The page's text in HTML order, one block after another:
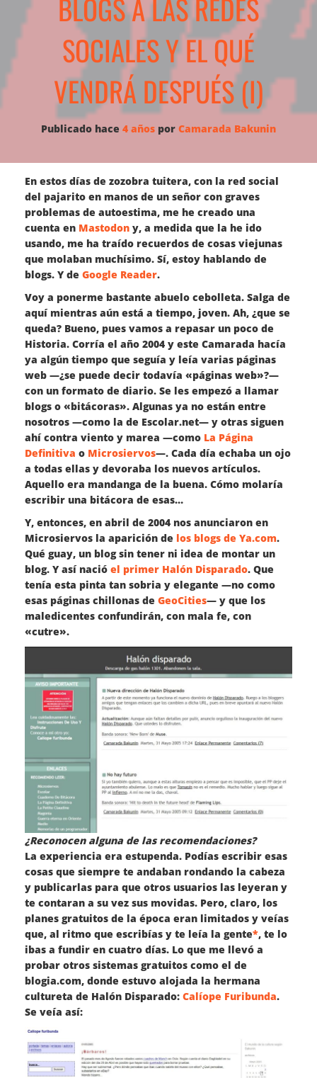
BLOGS A LAS REDES
SOCIALES Y EL QUÉ
VENDRÁ DESPUÉS (I)
Publicado hace 4 años por Camarada Bakunin
En estos días de zozobra tuitera, con la red social
del pajarito en manos de un señor con graves
problemas de autoestima, me he creado una
cuenta en Mastodon y, a medida que la he ido
usando, me ha traído recuerdos de cosas viejunas
que molaban muchísimo. Sí, estoy hablando de
blogs. Y de Google Reader.
Voy a ponerme bastante abuelo cebolleta. Salga de
aquí mientras aún está a tiempo, joven. Ah, ¿que se
queda? Bueno, pues vamos a repasar un poco de
Historia. Corría el año 2004 y este Camarada hacía
ya algún tiempo que seguía y leía varias páginas
web —¿se puede decir todavía «páginas web»?—
con un formato de diario. Se les empezó a llamar
blogs o «bitácoras». Algunas ya no están entre
nosotros —como la de Escolar.net— y otras siguen
ahí contra viento y marea —como La Página
Definitiva o Microsiervos—. Cada día echaba un ojo
a todas ellas y devoraba los nuevos artículos.
Aquello era mandanga de la buena. Cómo molaría
escribir una bitácora de esas…
Y, entonces, en abril de 2004 nos anunciaron en
Microsiervos la aparición de los blogs de Ya.com.
Qué guay, un blog sin tener ni idea de montar un
blog. Y así nació el primer Halón Disparado. Que
tenía esta pinta tan sobria y elegante —no como
esas páginas chillonas de GeoCities— y que los
maledicentes confundirán, con mala fe, con
«cutre».
¿Reconocen alguna de las recomendaciones?
La experiencia era estupenda. Podías escribir esas
cosas que siempre te andaban rondando la cabeza
y publicarlas para que otros usuarios las leyeran y
te contaran a su vez sus movidas. Pero, claro, los
planes gratuitos de la época eran limitados y veías
que, al ritmo que escribías y te leía la gente*, te lo
ibas a fundir en cuatro días. Lo que me llevó a
probar otros sistemas gratuitos como el de
blogia.com, donde estuvo alojada la hermana
cultureta de Halón Disparado: Calíope Furibunda.
Se veía así: